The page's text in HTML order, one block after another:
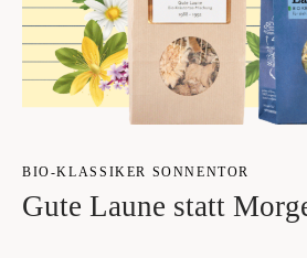
BIO-KLAS­SI­KER SON­NEN­TOR
Gute Lau­ne statt